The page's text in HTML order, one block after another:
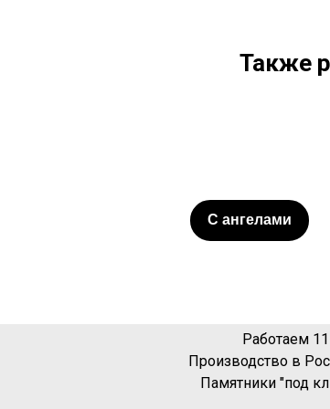
Также
С ангелами
Работаем 11
Производство в
Памятники "под